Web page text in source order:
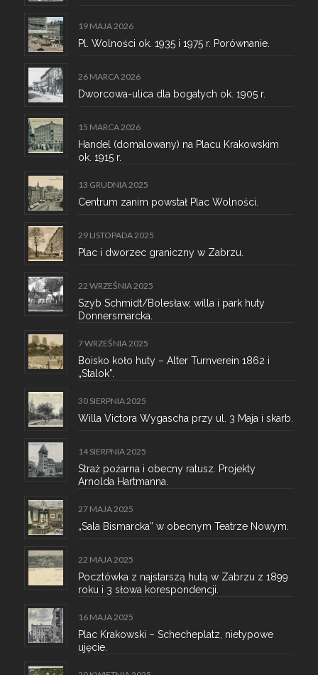
19 MAJA 2026
Pl. Wolności ok. 1935 i 1975 r. Porównanie.
26 MARCA 2026
Dworcowa-ulica dla bogatych ok. 1905 r.
15 MARCA 2026
Handel (domalowany) na Placu Krakowskim
ok. 1915 r.
13 GRUDNIA 2025
Centrum zanim powstał Plac Wolności.
29 LISTOPADA 2025
Plac i dworzec graniczny w Zabrzu.
22 WRZEŚNIA 2025
Szyb Schmidt/Bolesław, willa i park huty
Donnersmarcka.
7 WRZEŚNIA 2025
Boisko koło huty – Alter Turnverein 1862 i
„Stalok”.
30 SIERPNIA 2025
Willa Victora Wygascha przy ul. 3 Maja i skarb.
14 SIERPNIA 2025
Straż pożarna i obecny ratusz. Projekty
Arnolda Hartmanna.
27 MAJA 2025
„Sala Bismarcka” w obecnym Teatrze Nowym.
22 MAJA 2025
Pocztówka z najstarszą hutą w Zabrzu z 1899
roku i 3 słowa korespondencji.
16 MAJA 2025
Plac Krakowski – Schecheplatz, nietypowe
ujęcie.